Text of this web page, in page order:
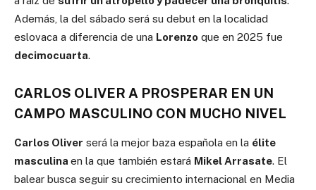
Además, la del sábado será su debut en la localidad
eslovaca a diferencia de una Lorenzo que en 2025 fue
decimocuarta.
CARLOS OLIVER A PROSPERAR EN UN
CAMPO MASCULINO CON MUCHO NIVEL
Carlos Oliver será la mejor baza española en la élite
masculina en la que también estará Mikel Arrasate. El
balear busca seguir su crecimiento internacional en Media